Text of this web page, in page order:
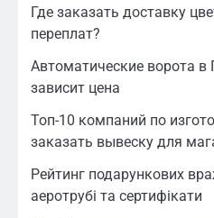
Где заказать доставку
переплат?
Автоматические ворота в
зависит цена
Топ-10 компаний по
заказать вывеску для
Рейтинг подарункових
аеротрубі та сертифікати